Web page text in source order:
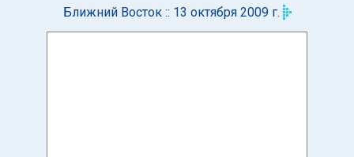
Ближний Восток :: 13 октября 2009 г.